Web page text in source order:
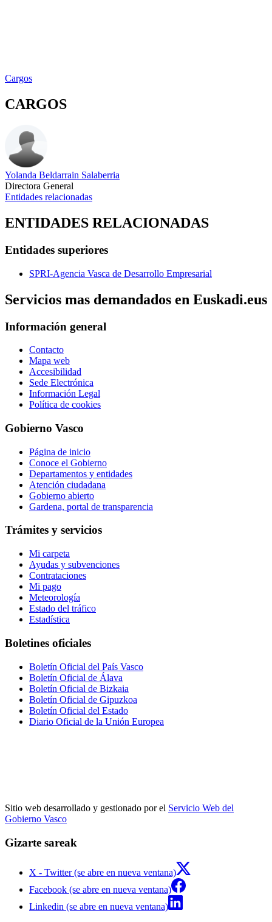
Cargos
CARGOS
Yolanda Beldarrain Salaberria
Directora General
Entidades relacionadas
ENTIDADES RELACIONADAS
Entidades superiores
SPRI-Agencia Vasca de Desarrollo Empresarial
Servicios mas demandados en Euskadi.eus
Información general
Contacto
Mapa web
Accesibilidad
Sede Electrónica
Información Legal
Política de cookies
Gobierno Vasco
Página de inicio
Conoce el Gobierno
Departamentos y entidades
Atención ciudadana
Gobierno abierto
Gardena, portal de transparencia
Trámites y servicios
Mi carpeta
Ayudas y subvenciones
Contrataciones
Mi pago
Meteorología
Estado del tráfico
Estadística
Boletines oficiales
Boletín Oficial del País Vasco
Boletín Oficial de Álava
Boletín Oficial de Bizkaia
Boletín Oficial de Gipuzkoa
Boletín Oficial del Estado
Diario Oficial de la Unión Europea
Sitio web desarrollado y gestionado por el Servicio Web del
Gobierno Vasco
Gizarte sareak
X - Twitter (se abre en nueva ventana)
Facebook (se abre en nueva ventana)
Linkedin (se abre en nueva ventana)